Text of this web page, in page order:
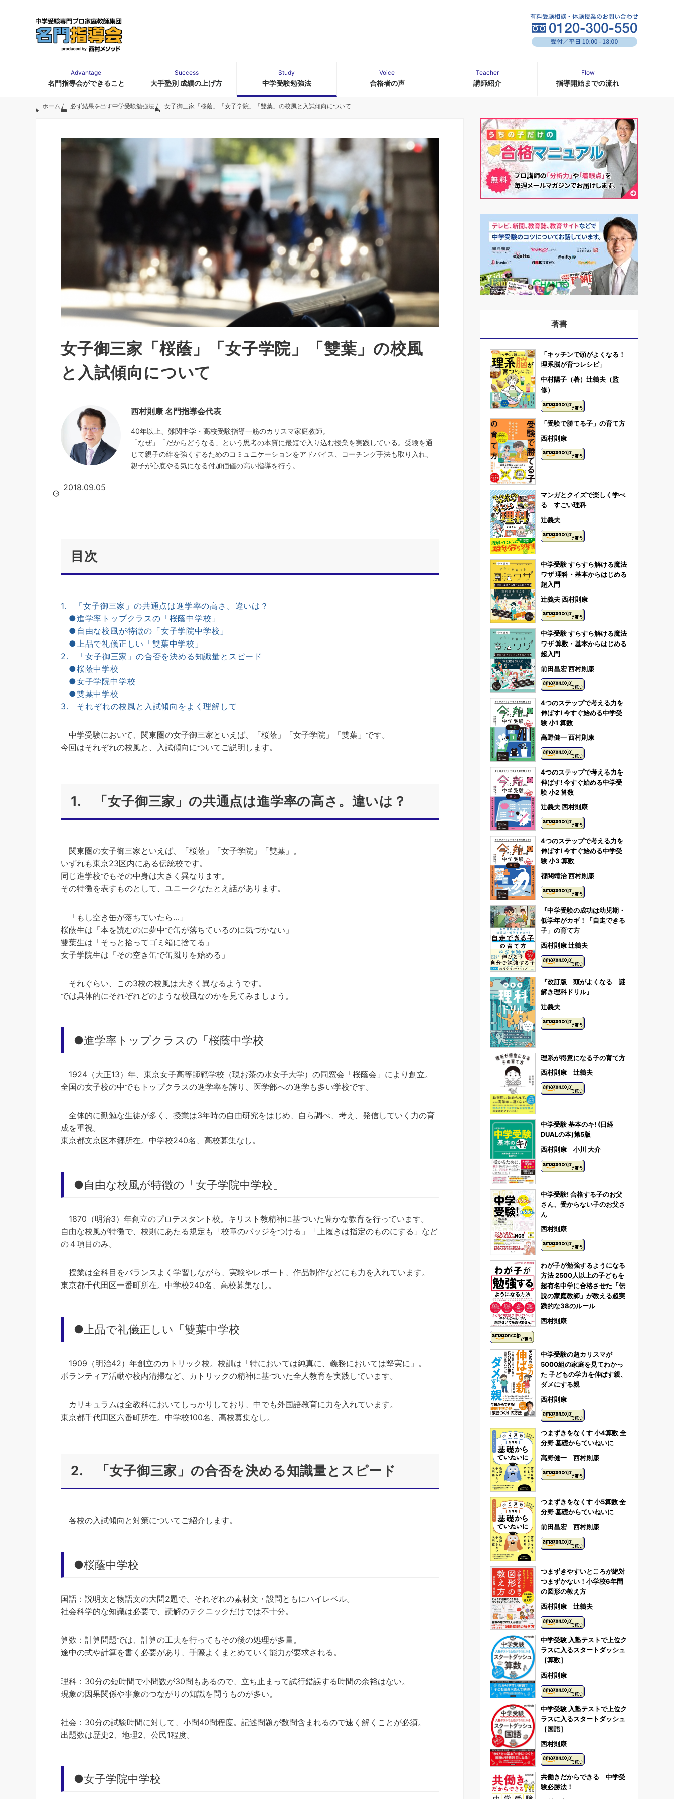
Advantage
名門指導会ができること
Success
大手塾別 成績の上げ方
Study
中学受験勉強法
Voice
合格者の声
Teacher
講師紹介
Flow
指導開始までの流れ
ホーム / 必ず結果を出す中学受験勉強法 / 女子御三家「桜蔭」「女子学院」「雙葉」の校風と入試傾向について
女子御三家「桜蔭」「女子学院」「雙葉」の校風
と入試傾向について
西村則康 名門指導会代表
40年以上、難関中学・高校受験指導一筋のカリスマ家庭教師。
「なぜ」「だからどうなる」という思考の本質に最短で入り込む授業を実践している。受験を通
じて親子の絆を強くするためのコミュニケーションをアドバイス、コーチング手法も取り入れ、
親子が心底やる気になる付加価値の高い指導を行う。
2018.09.05
目次
1. 「女子御三家」の共通点は進学率の高さ。違いは？
●進学率トップクラスの「桜蔭中学校」
●自由な校風が特徴の「女子学院中学校」
●上品で礼儀正しい「雙葉中学校」
2. 「女子御三家」の合否を決める知識量とスピード
●桜蔭中学校
●女子学院中学校
●雙葉中学校
3. それぞれの校風と入試傾向をよく理解して
中学受験において、関東圏の女子御三家といえば、「桜蔭」「女子学院」「雙葉」です。
今回はそれぞれの校風と、入試傾向についてご説明します。
1. 「女子御三家」の共通点は進学率の高さ。違いは？
関東圏の女子御三家といえば、「桜蔭」「女子学院」「雙葉」。
いずれも東京23区内にある伝統校です。
同じ進学校でもその中身は大きく異なります。
その特徴を表すものとして、ユニークなたとえ話があります。
「もし空き缶が落ちていたら…」
桜蔭生は「本を読むのに夢中で缶が落ちているのに気づかない」
雙葉生は「そっと拾ってゴミ箱に捨てる」
女子学院生は「その空き缶で缶蹴りを始める」
それぐらい、この3校の校風は大きく異なるようです。
では具体的にそれぞれどのような校風なのかを見てみましょう。
●進学率トップクラスの「桜蔭中学校」
1924（大正13）年、東京女子高等師範学校（現お茶の水女子大学）の同窓会「桜蔭会」により創立。
全国の女子校の中でもトップクラスの進学率を誇り、医学部への進学も多い学校です。
全体的に勤勉な生徒が多く、授業は3年時の自由研究をはじめ、自ら調べ、考え、発信していく力の育
成を重視。
東京都文京区本郷所在。中学校240名、高校募集なし。
●自由な校風が特徴の「女子学院中学校」
1870（明治3）年創立のプロテスタント校。キリスト教精神に基づいた豊かな教育を行っています。
自由な校風が特徴で、校則にあたる規定も「校章のバッジをつける」「上履きは指定のものにする」など
の４項目のみ。
授業は全科目をバランスよく学習しながら、実験やレポート、作品制作などにも力を入れています。
東京都千代田区一番町所在。中学校240名、高校募集なし。
●上品で礼儀正しい「雙葉中学校」
1909（明治42）年創立のカトリック校。校訓は「特においては純真に、義務においては堅実に」。
ボランティア活動や校内清掃など、カトリックの精神に基づいた全人教育を実践しています。
カリキュラムは全教科においてしっかりしており、中でも外国語教育に力を入れています。
東京都千代田区六番町所在。中学校100名、高校募集なし。
2. 「女子御三家」の合否を決める知識量とスピード
各校の入試傾向と対策についてご紹介します。
●桜蔭中学校
国語：説明文と物語文の大問2題で、それぞれの素材文・設問ともにハイレベル。
社会科学的な知識は必要で、読解のテクニックだけでは不十分。
算数：計算問題では、計算の工夫を行ってもその後の処理が多量。
途中の式や計算を書く必要があり、手際よくまとめていく能力が要求される。
理科：30分の短時間で小問数が30問もあるので、立ち止まって試行錯誤する時間の余裕はない。
現象の因果関係や事象のつながりの知識を問うものが多い。
社会：30分の試験時間に対して、小問40問程度。記述問題が数問含まれるので速く解くことが必須。
出題数は歴史2、地理2、公民1程度。
●女子学院中学校
著書
「キッチンで頭がよくなる！
理系脳が育つレシピ」
中村陽子（著）辻義夫（監
修）
「受験で勝てる子」の育て方
西村則康
マンガとクイズで楽しく学べ
る すごい理科
辻義夫
中学受験 すらすら解ける魔法
ワザ 理科・基本からはじめる
超入門
辻義夫 西村則康
中学受験 すらすら解ける魔法
ワザ 算数・基本からはじめる
超入門
前田昌宏 西村則康
4つのステップで考える力を
伸ばす! 今すぐ始める中学受
験 小1 算数
高野健一 西村則康
4つのステップで考える力を
伸ばす! 今すぐ始める中学受
験 小2 算数
辻義夫 西村則康
4つのステップで考える力を
伸ばす! 今すぐ始める中学受
験 小3 算数
都関靖治 西村則康
『中学受験の成功は幼児期・
低学年がカギ！「自走できる
子」の育て方
西村則康 辻義夫
『改訂版 頭がよくなる 謎
解き理科ドリル』
辻義夫
理系が得意になる子の育て方
西村則康 辻義夫
中学受験 基本のキ! (日経
DUALの本)第5版
西村則康 小川 大介
中学受験! 合格する子のお父
さん、受からない子のお父さ
ん
西村則康
わが子が勉強するようになる
方法 2500人以上の子どもを
超有名中学に合格させた「伝
説の家庭教師」が教える超実
践的な38のルール
西村則康
中学受験の超カリスマが
5000組の家庭を見てわかっ
た 子どもの学力を伸ばす親、
ダメにする親
西村則康
つまずきをなくす 小4算数 全
分野 基礎からていねいに
高野健一 西村則康
つまずきをなくす 小5算数 全
分野 基礎からていねいに
前田昌宏 西村則康
つまずきやすいところが絶対
つまずかない！小学校6年間
の図形の教え方
西村則康 辻義夫
中学受験 入塾テストで上位ク
ラスに入るスタートダッシュ
［算数］
西村則康
中学受験 入塾テストで上位ク
ラスに入るスタートダッシュ
［国語］
西村則康
共働きだからできる 中学受
験必勝法！